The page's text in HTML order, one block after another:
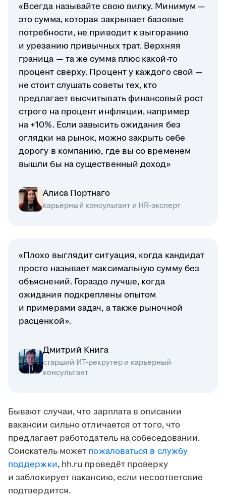
«Всегда называйте свою вилку. Минимум —
это сумма, которая закрывает базовые
потребности, не приводит к выгоранию
и урезанию привычных трат. Верхняя
граница — та же сумма плюс какой-то
процент сверху. Процент у каждого свой —
не стоит слушать советы тех, кто
предлагает высчитывать финансовый рост
строго на процент инфляции, например
на +10%. Если завысить ожидания без
оглядки на рынок, можно закрыть себе
дорогу в компанию, где вы со временем
вышли бы на существенный доход»
Алиса Портнаго
карьерный консультант и HR-эксперт
«Плохо выглядит ситуация, когда кандидат
просто называет максимальную сумму без
объяснений. Гораздо лучше, когда
ожидания подкреплены опытом
и примерами задач, а также рыночной
расценкой».
Дмитрий Книга
старший ИТ-рекрутер и карьерный
консультант
Бывают случаи, что зарплата в описании
вакансии сильно отличается от того, что
предлагает работодатель на собеседовании.
Соискатель может пожаловаться в службу
поддержки, hh.ru проведёт проверку
и заблокирует вакансию, если несоответсвие
подтвердится.